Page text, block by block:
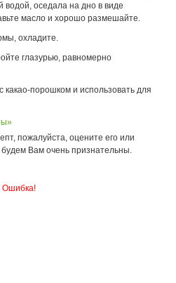
водой, оседала на дно в виде
масло и хорошо размешайте.
охладите.
глазурью, равномерно
какао-порошком и использовать для
пожалуйста, оцените его или
Вам очень признательны.
Ошибка!